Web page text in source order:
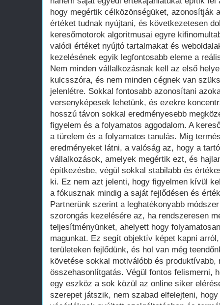
hogy megértik célközönségüket, azonosítják
értéket tudnak nyújtani, és következetesen
keresőmotorok algoritmusai egyre
valódi értéket nyújtó tartalmakat és
kezelésének egyik legfontosabb eleme a
Nem minden vállalkozásnak kell az első
kulcsszóra, és nem minden cégnek van
jelenlétre. Sokkal fontosabb azonosítani
versenyképesek lehetünk, és ezekre
hosszú távon sokkal eredményesebb
figyelem és a folyamatos aggodalom. A
a türelem és a folyamatos tanulás. Míg
eredményeket látni, a valóság az, hogy a
vállalkozások, amelyek megértik ezt, és
építkezésbe, végül sokkal stabilabb és
ki. Ez nem azt jelenti, hogy figyelmen kívül
a fókusznak mindig a saját fejlődésen és
Partnerünk szerint a leghatékonyabb
szorongás kezelésére az, ha rendszeresen
teljesítményünket, ahelyett hogy
magunkat. Ez segít objektív képet kapni
területeken fejlődünk, és hol van még
követése sokkal motiválóbb és produktívabb,
összehasonlítgatás. Végül fontos felismerni,
egy eszköz a sok közül az online siker
szerepet játszik, nem szabad elfelejteni,